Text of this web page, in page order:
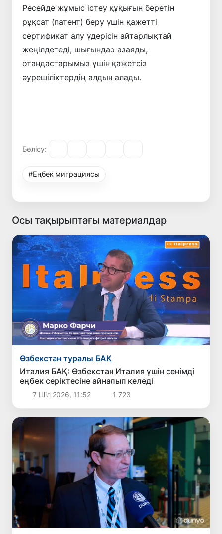
Ресейде жұмыс істеу құқығын беретін
рұқсат (патент) беру үшін қажетті
сертификат алу үдерісін айтарлықтай
жеңілдетеді, шығындар азаяды,
отандастарымыз үшін қажетсіз
әурешіліктердің алдын алады.
Бөлісу:
#Еңбек миграциясы
Осы тақырыптағы материалдар
Өзбекстан туралы БАҚ
Италия БАҚ: Өзбекстан Италия үшін сенімді
еңбек серіктесіне айналып келеді
7 Шіл 2026, 11:52 1 723